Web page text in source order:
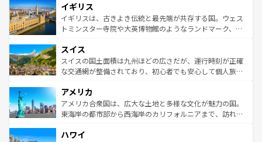
いる。シャンパンの発祥地であるランス、プロヴァンスの
香り高いラベンダー畑など、多彩な楽しみ方が可能だ。さ
らに、パリ以外の地域にも魅力が溢れており、どの街角に
れる地方に足を運ぶとそれぞれで全く異なる文化を体験で
きるだろう。 なお、新着のフランス情報はコンテンツ一覧
を参照してほしい。
顔を持つこの国は、どこを歩いても飽きることがない。ベ
ルリンの文化的活気、バイエルン州のアルプスの絶景、そ
してライン川沿いのワイン畑といった風景は必見。ビール
は、お酒好きな人にはぜひ体験してほしい。 なお、新着の
ドイツ情報はコンテンツ一覧を参照してほしい。
イギリス
イギリスは、古きよき伝統と最先端が共存する国。ウェス
トミンスター寺院や大英博物館のようなランドマーク、歴
リアごとに異なる魅力がある。また、優雅なアフタヌーン
ティー、ビール好きにはたまらない英国パブ、サッカー観
戦など、本場だからこそできる体験も豊富。イギリスを旅
ンツ一覧を参照してほしい。
スイス
スイスの国土面積は九州ほどの広さだが、運行時刻が正確
な交通網が整備されており、初心者でも安心して個人旅行
の建物がそのまま残る町や、スイスならではのユニークな
博物館もあり、アルプス観光だけでなく町歩きも満喫する
ことができる。国民の所得が高いため物価も高いが、旅行
ば市内交通費無料で観光を楽しむこともできる。 なお、新
アメリカ
アメリカ合衆国は、広大な土地と多様な文化が魅力の国。
東海岸の都市部から西海岸のカリフォルニアまで、訪れる
のような巨大都市は、観光、ショッピング、エンターテイ
ハワイ